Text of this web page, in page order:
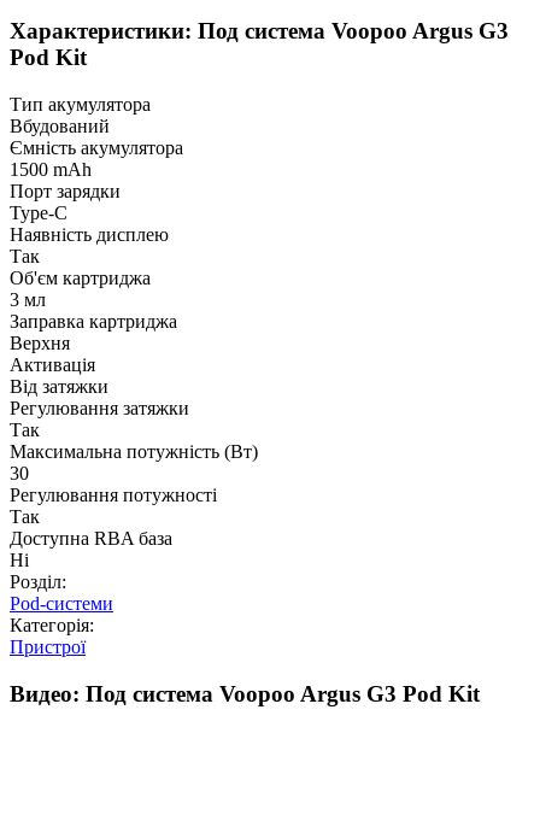
Характеристики: Под система Voopoo Argus G3
Pod Kit
Тип акумулятора
Вбудований
Ємність акумулятора
1500 mAh
Порт зарядки
Type-C
Наявність дисплею
Так
Об'єм картриджа
3 мл
Заправка картриджа
Верхня
Активація
Від затяжки
Регулювання затяжки
Так
Максимальна потужність (Вт)
30
Регулювання потужності
Так
Доступна RBA база
Ні
Розділ:
Pod-системи
Категорія:
Пристрої
Видео: Под система Voopoo Argus G3 Pod Kit